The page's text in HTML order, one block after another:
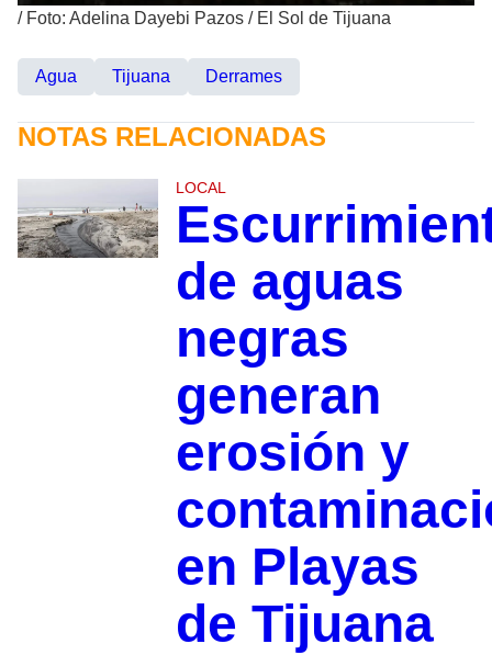
/ Foto: Adelina Dayebi Pazos / El Sol de Tijuana
Agua Tijuana Derrames
NOTAS RELACIONADAS
LOCAL
de aguas
negras
generan
erosión y
en Playas
de Tijuana